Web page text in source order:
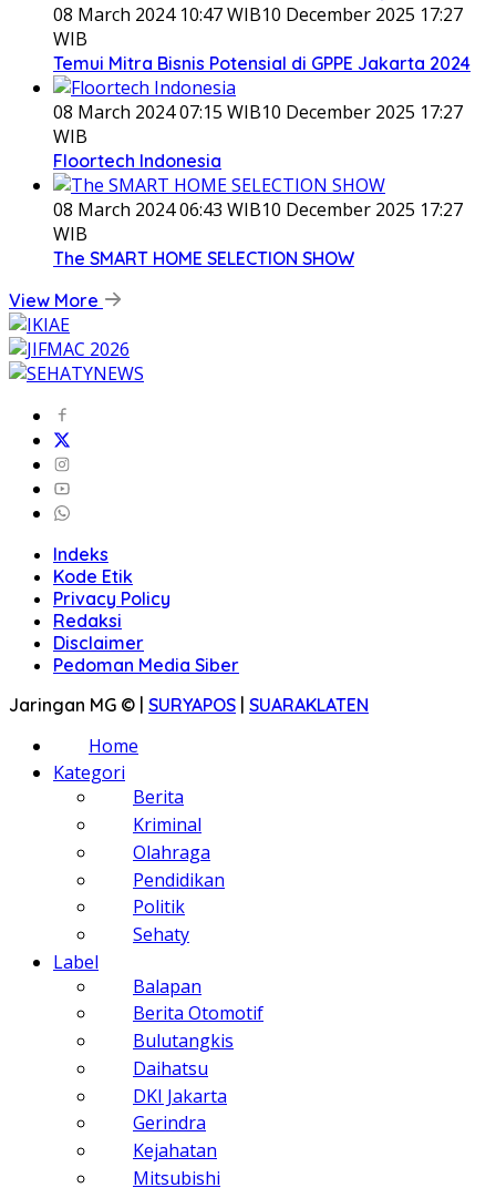
08 March 2024 10:47 WIB10 December 2025 17:27
WIB
Temui Mitra Bisnis Potensial di GPPE Jakarta 2024
08 March 2024 07:15 WIB10 December 2025 17:27
WIB
Floortech Indonesia
08 March 2024 06:43 WIB10 December 2025 17:27
WIB
The SMART HOME SELECTION SHOW
View More
Indeks
Kode Etik
Privacy Policy
Redaksi
Disclaimer
Pedoman Media Siber
Jaringan MG © | SURYAPOS | SUARAKLATEN
Home
Kategori
Berita
Kriminal
Olahraga
Pendidikan
Politik
Sehaty
Label
Balapan
Berita Otomotif
Bulutangkis
Daihatsu
DKI Jakarta
Gerindra
Kejahatan
Mitsubishi